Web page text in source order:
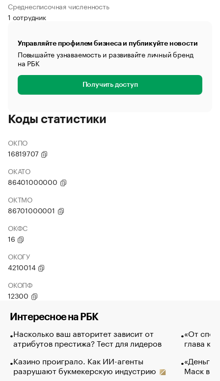
Среднесписочная численность
1 сотрудник
Управляйте профилем бизнеса и публикуйте новости
Повышайте узнаваемость и развивайте личный бренд
на РБК
Получить доступ
Коды статистики
ОКПО
16819707
ОКАТО
86401000000
ОКТМО
86701000001
ОКФС
16
ОКОГУ
4210014
ОКОПФ
12300
Интересное на РБК
Насколько ваш авторитет зависит от
атрибутов престижа? Тест для лидеров
Казино проиграло. Как ИИ-агенты
разрушают букмекерскую индустрию
«От
глава
«Деньги
Маск в